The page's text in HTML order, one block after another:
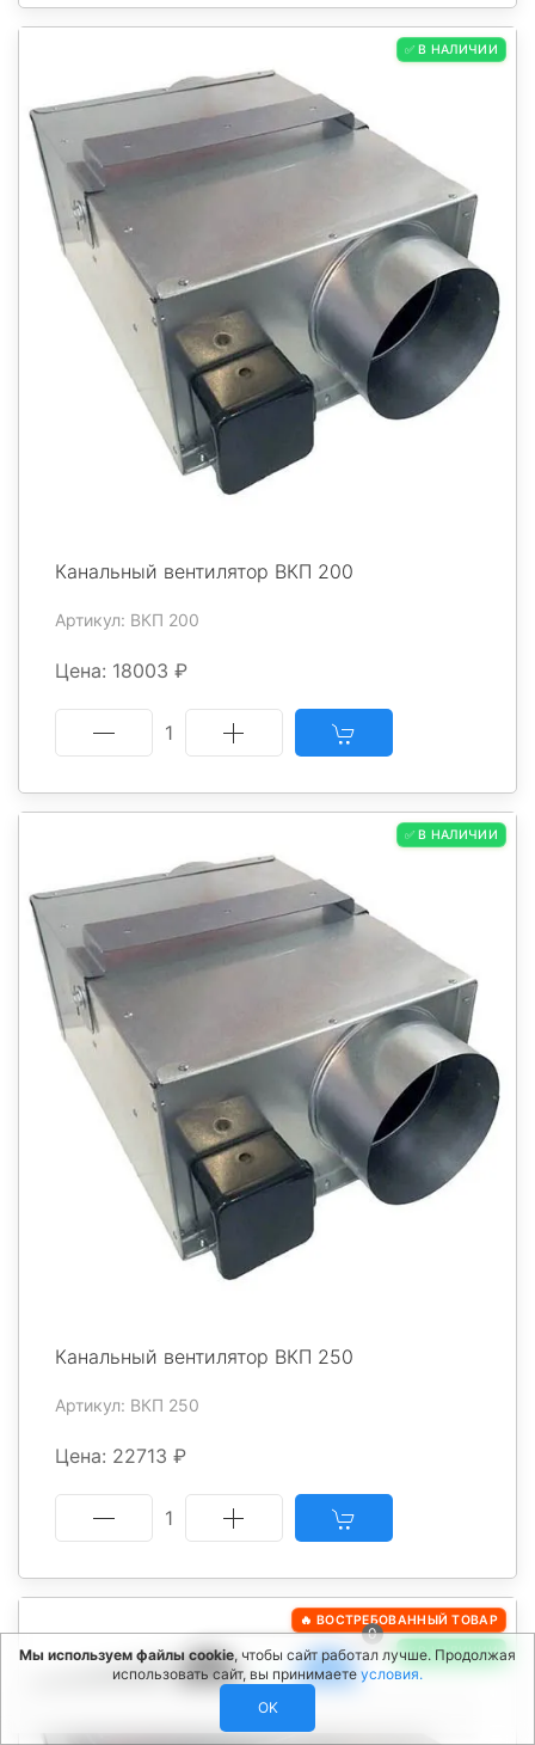
0
✅ В НАЛИЧИИ
Канальный вентилятор ВКП 200
Артикул: ВКП 200
Цена: 18003 ₽
1
✅ В НАЛИЧИИ
Канальный вентилятор ВКП 250
Артикул: ВКП 250
Цена: 22713 ₽
1
🔥 ВОСТРЕБОВАННЫЙ ТОВАР
✅ В НАЛИЧИИ
Мы используем файлы cookie, чтобы сайт работал лучше. Продолжая
использовать сайт, вы принимаете условия.
OK